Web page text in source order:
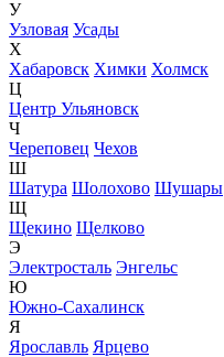
У
Узловая Усады
Х
Хабаровск Химки Холмск
Ц
Центр Ульяновск
Ч
Череповец Чехов
Ш
Шатура Шолохово Шушары
Щ
Щекино Щелково
Э
Электросталь Энгельс
Ю
Южно-Сахалинск
Я
Ярославль Ярцево